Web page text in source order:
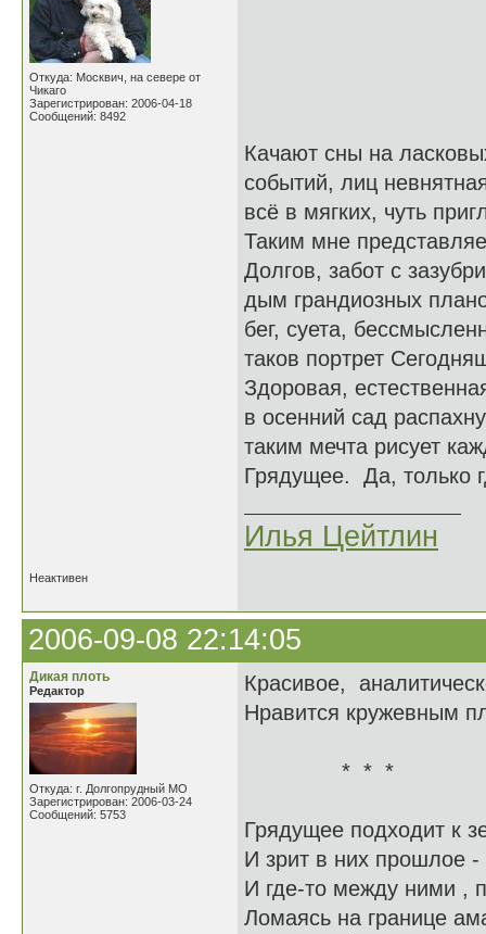
Откуда: Москвич, на севере от
Чикаго
Зарегистрирован: 2006-04-18
Сообщений: 8492
Качают сны на
событий, лиц
всё в мягких, чуть
Таким мне
Долгов, забот с
дым грандиозных
бег, суета,
таков портрет
Здоровая,
в осенний сад
таким мечта рисует
Грядущее. Да, только
Илья Цейтлин
Неактивен
2006-09-08 22:14:05
Дикая плоть
Редактор
Откуда: г. Долгопрудный МО
Зарегистрирован: 2006-03-24
Сообщений: 5753
Красивое,
Нравится кружевным
* * *
Грядущее подходит к
И зрит в них прошлое -
И где-то между ними ,
Ломаясь на границе